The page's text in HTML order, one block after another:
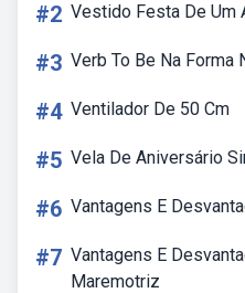
#2 Vestido Festa De Um
#3 Verb To Be Na Forma
#4 Ventilador De 50 Cm
#5 Vela De Aniversário
#6 Vantagens E
#7 Vantagens E
Maremotriz